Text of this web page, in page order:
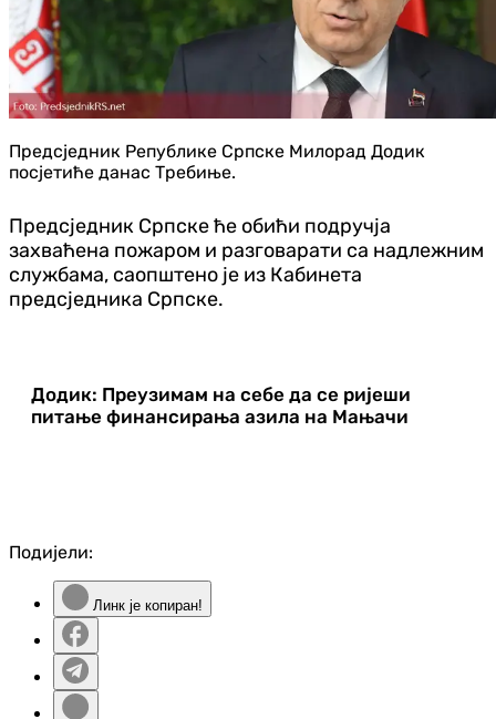
Предсједник Републике Српске Милорад Додик
посјетиће данас Требиње.
Предсједник Српске ће обићи подручја
захваћена пожаром и разговарати са надлежним
службама, саопштено је из Кабинета
предсједника Српске.
Додик: Преузимам на себе да се ријеши
питање финансирања азила на Мањачи
Подијели:
Линк је копиран!